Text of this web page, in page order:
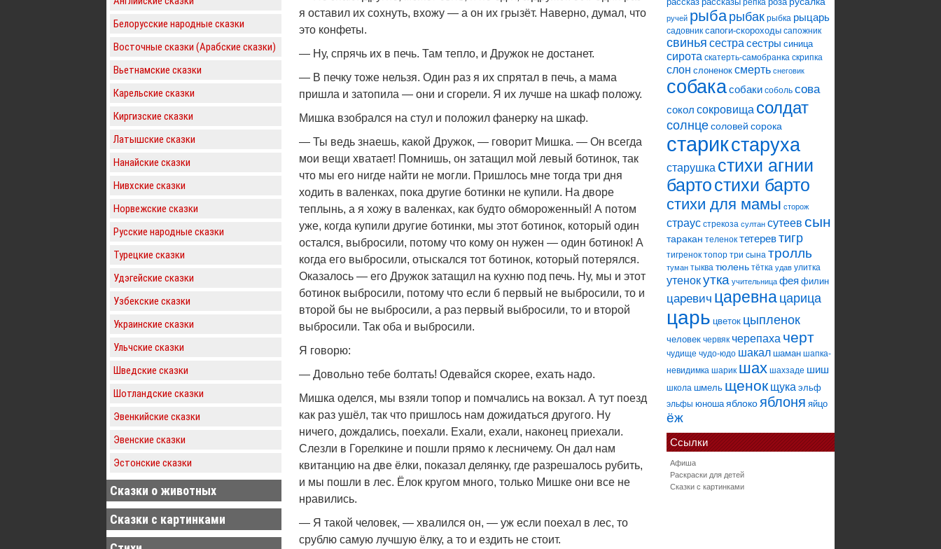
Белорусские народные сказки
Восточные сказки (Арабские сказки)
Вьетнамские сказки
Карельские сказки
Киргизские сказки
Латышские сказки
Нанайские сказки
Нивхские сказки
Норвежские сказки
Русские народные сказки
Турецкие сказки
Удэгейские сказки
Узбекские сказки
Украинские сказки
Ульчские сказки
Шведские сказки
Шотландские сказки
Эвенкийские сказки
Эвенские сказки
Эстонские сказки
Сказки о животных
Сказки с картинками
я оставил их сохнуть, вхожу — а он их грызёт. Наверно, думал, что
это конфеты.
— Ну, спрячь их в печь. Там тепло, и Дружок не достанет.
— В печку тоже нельзя. Один раз я их спрятал в печь, а мама
пришла и затопила — они и сгорели. Я их лучше на шкаф положу.
Мишка взобрался на стул и положил фанерку на шкаф.
— Ты ведь знаешь, какой Дружок, — говорит Мишка. — Он всегда
мои вещи хватает! Помнишь, он затащил мой левый ботинок, так
что мы его нигде найти не могли. Пришлось мне тогда три дня
ходить в валенках, пока другие ботинки не купили. На дворе
теплынь, а я хожу в валенках, как будто обмороженный! А потом
уже, когда купили другие ботинки, мы этот ботинок, который один
остался, выбросили, потому что кому он нужен — один ботинок! А
когда его выбросили, отыскался тот ботинок, который потерялся.
Оказалось — его Дружок затащил на кухню под печь. Ну, мы и этот
ботинок выбросили, потому что если б первый не выбросили, то и
второй бы не выбросили, а раз первый выбросили, то и второй
выбросили. Так оба и выбросили.
Я говорю:
— Довольно тебе болтать! Одевайся скорее, ехать надо.
Мишка оделся, мы взяли топор и помчались на вокзал. А тут поезд
как раз ушёл, так что пришлось нам дожидаться другого. Ну
ничего, дождались, поехали. Ехали, ехали, наконец приехали.
Слезли в Горелкине и пошли прямо к лесничему. Он дал нам
квитанцию на две ёлки, показал делянку, где разрешалось рубить,
и мы пошли в лес. Ёлок кругом много, только Мишке они все не
нравились.
— Я такой человек, — хвалился он, — уж если поехал в лес, то
срублю самую лучшую ёлку, а то и ездить не стоит.
репка
ручей рыбарыбак рыбка рыцарь
садовник сапоги-скороходы сапожник
свинья сестра сестры синица
сирота скатерть-самобранка скрипка
слон слоненок смерть снеговик
собакасобаки соболь сова
сокол сокровища солдат
солнцесоловей сорока
старикстаруха
старушка стихи агнии
бартостихи барто
стихи для мамы сторож
страус стрекоза султан сутеев сын
таракан теленок тетеревтигр
тигренок топор три сына тролль
туман тыква тюлень тётка удав улитка
утенокутка учительница фея филин
царевич царевна царица
царь цветок цыпленок
человек червяк черепаха черт
чудище чудо-юдо шакал шаман шапка-
невидимка шарик шах шахзаде шиш
школа шмель щенок щука эльф
эльфы юноша яблоко яблоня яйцо
ёж
Ссылки
Афиша
Раскраски для детей
Сказки с картинками